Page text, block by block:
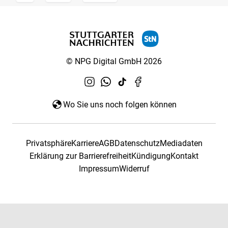
© NPG Digital GmbH 2026
Wo Sie uns noch folgen können
PrivatsphäreKarriereAGBDatenschutzMediadaten
Erklärung zur BarrierefreiheitKündigungKontakt
ImpressumWiderruf